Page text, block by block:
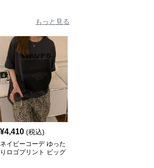
もっと見る
¥4,410 (税込)
ネイビーコーデ ゆった
りロゴプリント ビッグ